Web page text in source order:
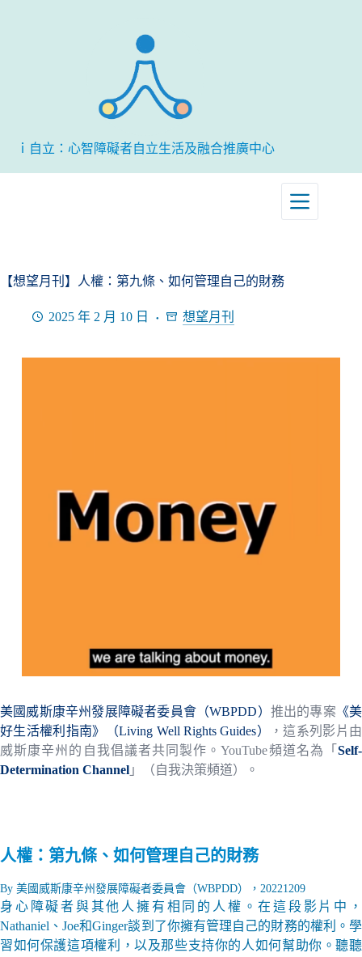
ｉ自立：心智障礙者自立生活及融合推廣中心
【想望月刊】人權：第九條、如何管理自己的財務
2025 年 2 月 10 日 想望月刊
美國威斯康辛州發展障礙者委員會（WBPDD） 推出的專案《美
好生活權利指南》（Living Well Rights Guides）
，這系列影片由
威斯康辛州的自我倡議者共同製作。YouTube頻道名為「 Self-
Determination Channel 」（自我決策頻道）。
人權： 第九條、如何管理自己的財務
By 美國威斯康辛州發展障礙者委員會（WBPDD），20221209
身心障礙者與其他人擁有相同的人權。在這段影片中，
Nathaniel、Joe和Ginger談到了你擁有管理自己的財務的權利。學
習如何保護這項權利，以及那些支持你的人如何幫助你。聽聽